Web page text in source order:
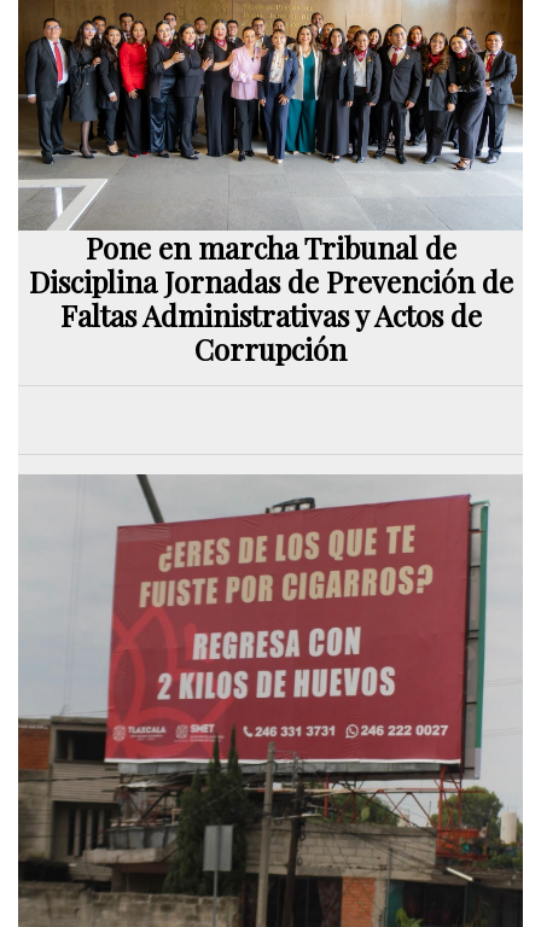
Pone en marcha Tribunal de
Disciplina Jornadas de Prevención de
Faltas Administrativas y Actos de
Corrupción